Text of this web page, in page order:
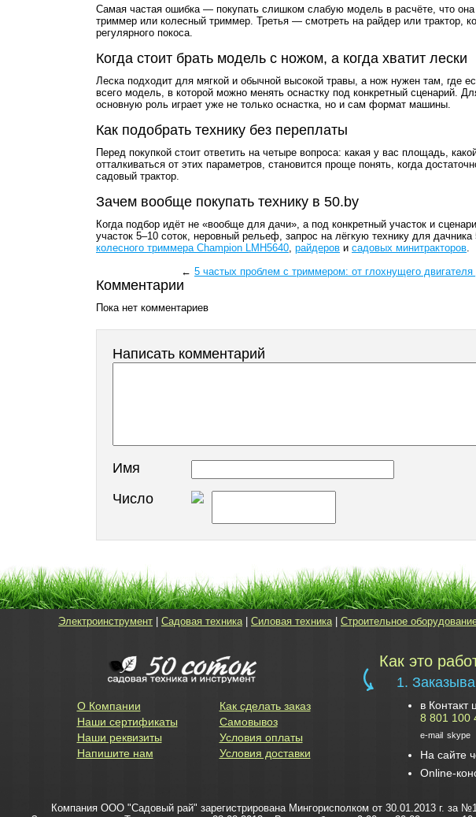
Самая частая ошибка — покупать слишком слабую модель в расчёте, что
триммер или колесный триммер. Третья — смотреть на райдер или трактор,
регулярного покоса.
Когда стоит брать модель с ножом, а когда хватит лески
Леска подходит для мягкой и обычной высокой травы, а нож нужен там, где
всего модель, в которой можно менять оснастку под конкретный сценарий.
основную роль играет уже не только оснастка, но и сам формат машины.
Как подобрать технику без переплаты
Перед покупкой стоит ответить на четыре вопроса: какая у вас площадь,
отталкиваться от этих параметров, становится проще понять, когда
садовый трактор.
Зачем вообще покупать технику в 50.by
Когда подбор идёт не «вообще для дачи», а под конкретный участок и
участок 5–10 соток, неровный рельеф, запрос на лёгкую технику для
колесного триммера Champion LMH5640, райдеров и садовых минитракторов.
← 5 частых проблем с триммером: от глохнущего
Комментарии
Пока нет комментариев
Написать комментарий
Имя
Число
Электроинструмент Садовая техника| Силовая техника| Строительное
О Компании
Наши сертификаты
Наши реквизиты
Напишите нам
Как сделать заказ
Самовывоз
Условия оплаты
Условия доставки
Как это
1.
в Контакт
8 801 100
e-mail skype
На сайте
Online-
Компания ООО "Садовый рай" зарегистрирована Мингорисполком от 30.01.2013 г. за